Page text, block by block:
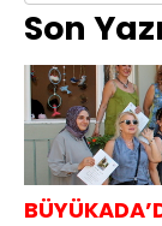
Son